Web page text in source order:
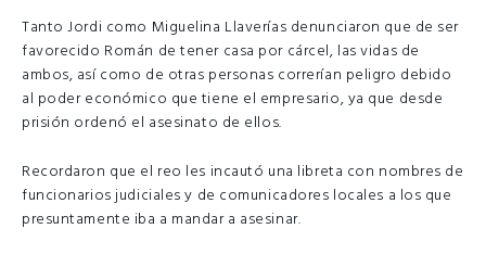
Tanto Jordi como Miguelina Llaverías denunciaron que de ser
favorecido Román de tener casa por cárcel, las vidas de
ambos, así como de otras personas correrían peligro debido
al poder económico que tiene el empresario, ya que desde
prisión ordenó el asesinato de ellos.
Recordaron que el reo les incautó una libreta con nombres de
funcionarios judiciales y de comunicadores locales a los que
presuntamente iba a mandar a asesinar.